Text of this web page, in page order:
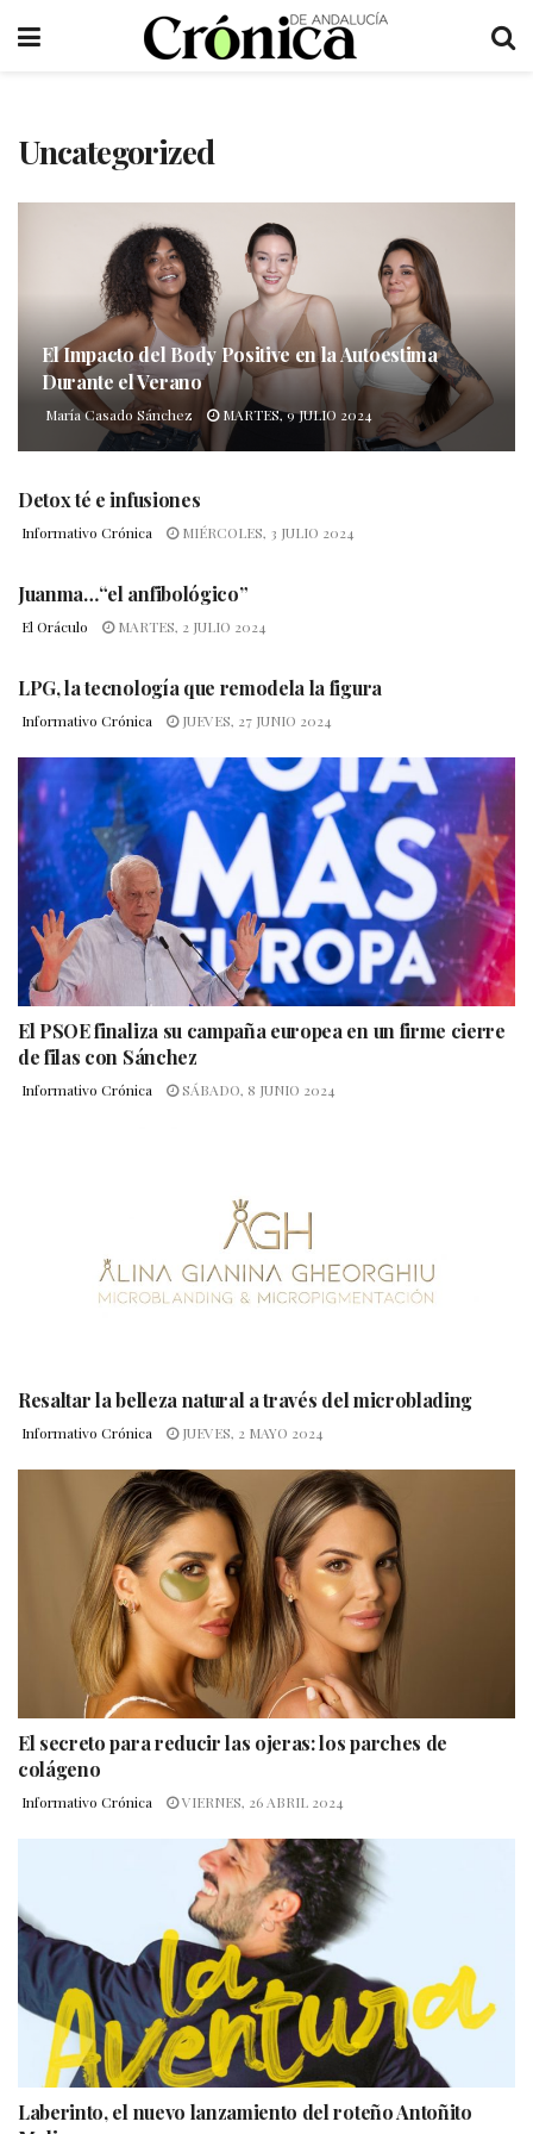
Uncategorized
El Impacto del Body Positive en la Autoestima
Durante el Verano
María Casado Sánchez MARTES, 9 JULIO 2024
Detox té e infusiones
Informativo Crónica MIÉRCOLES, 3 JULIO 2024
Juanma…“el anfibológico”
El Oráculo MARTES, 2 JULIO 2024
LPG, la tecnología que remodela la figura
Informativo Crónica JUEVES, 27 JUNIO 2024
El PSOE finaliza su campaña europea en un firme cierre
de filas con Sánchez
Informativo Crónica SÁBADO, 8 JUNIO 2024
Resaltar la belleza natural a través del microblading
Informativo Crónica JUEVES, 2 MAYO 2024
El secreto para reducir las ojeras: los parches de
colágeno
Informativo Crónica VIERNES, 26 ABRIL 2024
Laberinto, el nuevo lanzamiento del roteño Antoñito